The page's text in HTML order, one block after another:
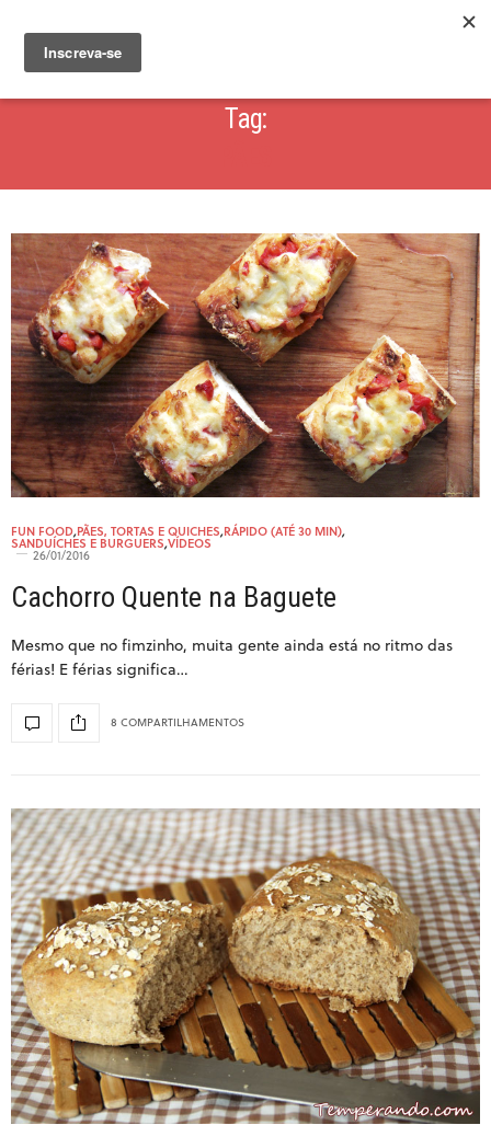
Tag:
FUN FOOD,PÃES, TORTAS E QUICHES,RÁPIDO (ATÉ 30 MIN),
SANDUÍCHES E BURGUERS,VÍDEOS
26/01/2016
Cachorro Quente na Baguete
Mesmo que no fimzinho, muita gente ainda está no ritmo das
férias! E férias significa…
8 COMPARTILHAMENTOS